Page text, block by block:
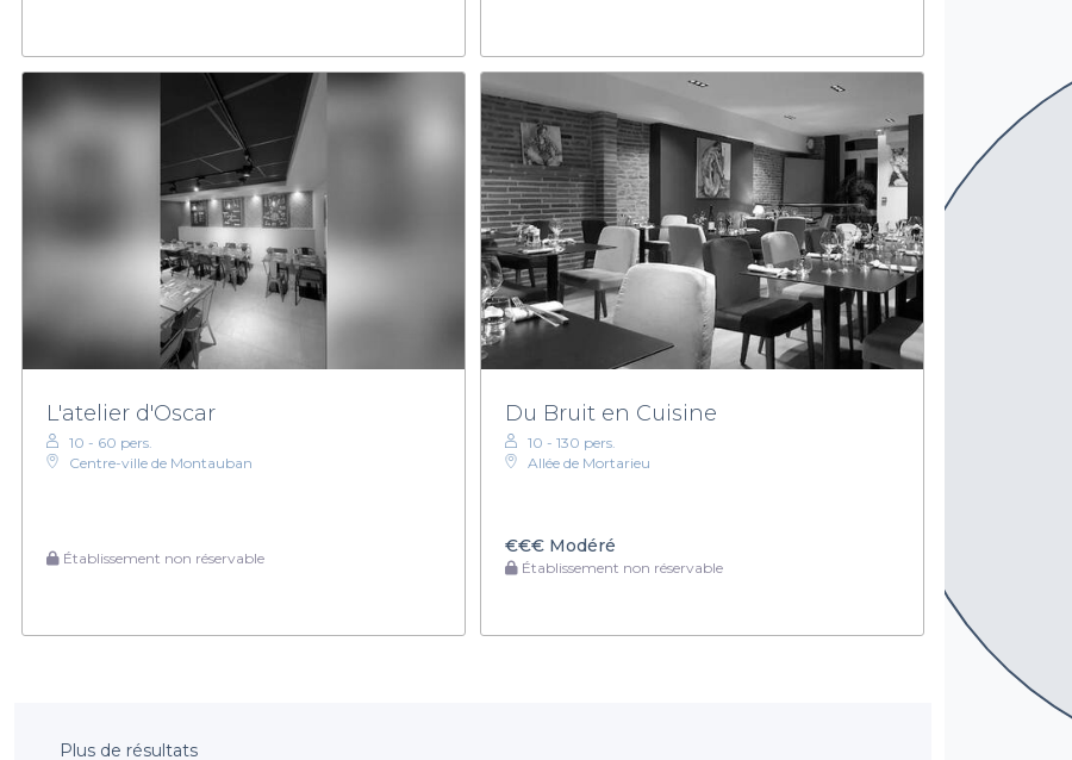
L'atelier d'Oscar
10 - 60 pers.
Centre-ville de Montauban
Établissement non réservable
Du Bruit en Cuisine
10 - 130 pers.
Allée de Mortarieu
€€€Modéré
Établissement non réservable
Plus de résultats